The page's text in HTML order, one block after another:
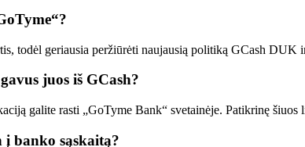
todėl geriausia peržiūrėti naujausią politiką GCash DUK
juos iš GCash?
galite rasti „GoTyme Bank“ svetainėje. Patikrinę
į banko sąskaitą?